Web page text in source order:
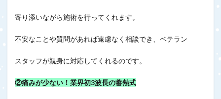
寄り添いながら施術を行ってくれます。
不安なことや質問があれば遠慮なく相談でき、ベテラン
スタッフが親身に対応してくれるのです。
②痛みが少ない！業界初3波長の蓄熱式